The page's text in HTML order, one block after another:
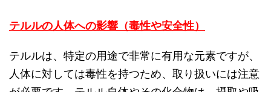
テルルの人体への影響（毒性や安全性）
テルルは、特定の用途で非常に有用な元素ですが、
人体に対しては毒性を持つため、取り扱いには注意